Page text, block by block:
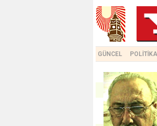
GÜNCEL POLİTİKA